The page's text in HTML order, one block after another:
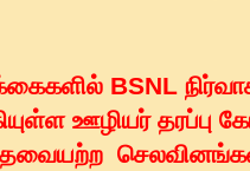
BSNL
ஊழியர் தரப்பு